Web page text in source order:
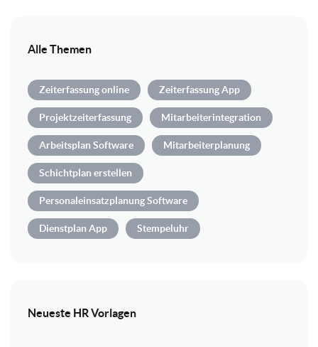
Alle Themen
Zeiterfassung online Zeiterfassung App
Projektzeiterfassung Mitarbeiterintegration
Arbeitsplan Software Mitarbeiterplanung
Schichtplan erstellen
Personaleinsatzplanung Software
Dienstplan App Stempeluhr
Neueste HR Vorlagen